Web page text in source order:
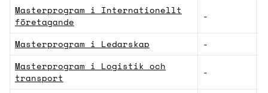
Masterprogram i Internationellt
företagande
-
Masterprogram i Ledarskap -
Masterprogram i Logistik och
transport
-